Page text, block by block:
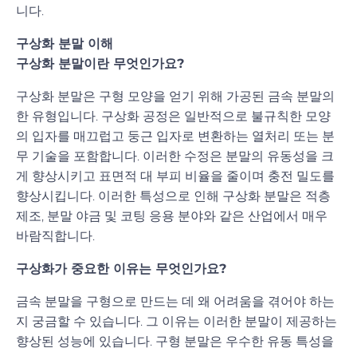
니다.
구상화 분말 이해
구상화 분말이란 무엇인가요?
구상화 분말은 구형 모양을 얻기 위해 가공된 금속 분말의
한 유형입니다. 구상화 공정은 일반적으로 불규칙한 모양
의 입자를 매끄럽고 둥근 입자로 변환하는 열처리 또는 분
무 기술을 포함합니다. 이러한 수정은 분말의 유동성을 크
게 향상시키고 표면적 대 부피 비율을 줄이며 충전 밀도를
향상시킵니다. 이러한 특성으로 인해 구상화 분말은 적층
제조, 분말 야금 및 코팅 응용 분야와 같은 산업에서 매우
바람직합니다.
구상화가 중요한 이유는 무엇인가요?
금속 분말을 구형으로 만드는 데 왜 어려움을 겪어야 하는
지 궁금할 수 있습니다. 그 이유는 이러한 분말이 제공하는
향상된 성능에 있습니다. 구형 분말은 우수한 유동 특성을